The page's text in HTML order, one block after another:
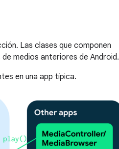
Las clases que componen
medios anteriores de Android.
en una app típica.